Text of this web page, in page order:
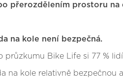
přerozdělením prostoru na
na kole není bezpečná.
průzkumu Bike Life si 77 %
na kole relativně